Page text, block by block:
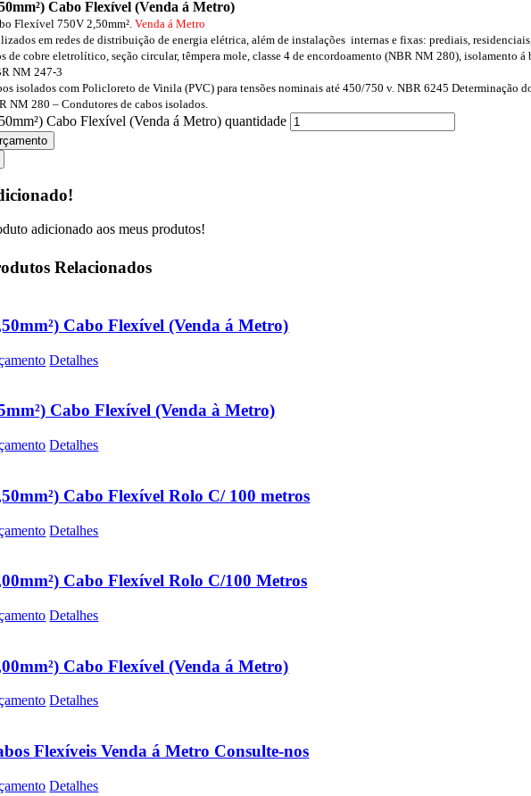
Cabo Flexível (Venda á Metro)
Flexível 750V 2,50mm².Venda á Metro
em redes de distribuição de energia elétrica, além de instalações internas e fixas: prediais,
de cobre eletrolítico, seção circular, têmpera mole, classe 4 de encordoamento (NBR NM 280), isolamento
NM 247-3
isolados com Policloreto de Vinila (PVC) para tensões nominais até 450/750 v. NBR 6245 Determinação
NM 280 – Condutores de cabos isolados.
Cabo Flexível (Venda á Metro) quantidade
adicionado aos meus produtos!
Relacionados
Cabo Flexível (Venda á Metro)
Detalhes
Cabo Flexível (Venda à Metro)
Detalhes
Cabo Flexível Rolo C/ 100 metros
Detalhes
Cabo Flexível Rolo C/100 Metros
Detalhes
Cabo Flexível (Venda á Metro)
Detalhes
Flexíveis Venda á Metro Consulte-nos
Detalhes